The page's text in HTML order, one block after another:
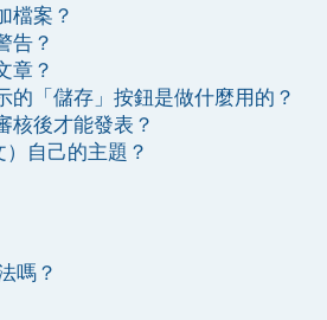
檔案？
告？
章？
的「儲存」按鈕是做什麼用的？
核後才能發表？
自己的主題？
嗎？